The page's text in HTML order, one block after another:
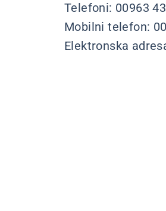
Telefoni: 00963
Mobilni
Elektronska